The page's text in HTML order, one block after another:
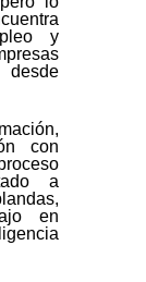
y
con
a
en